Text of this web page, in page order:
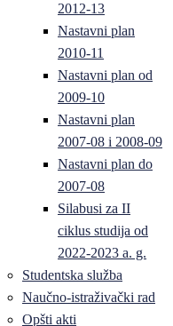
2012-13
Nastavni plan
2010-11
Nastavni plan od
2009-10
Nastavni plan
2007-08 i 2008-09
Nastavni plan do
2007-08
Silabusi za II
ciklus studija od
2022-2023 a. g.
Studentska služba
Naučno-istraživački rad
Opšti akti